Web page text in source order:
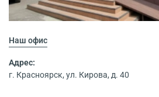
Наш офис
Адрес:
г. Красноярск, ул. Кирова, д. 40